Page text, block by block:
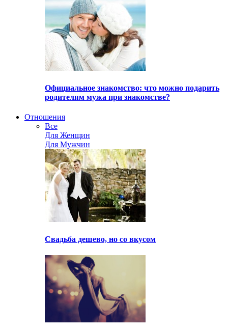
Официальное знакомство: что можно подарить
родителям мужа при знакомстве?
Отношения
Все
Для Женщин
Для Мужчин
Свадьба дешево, но со вкусом